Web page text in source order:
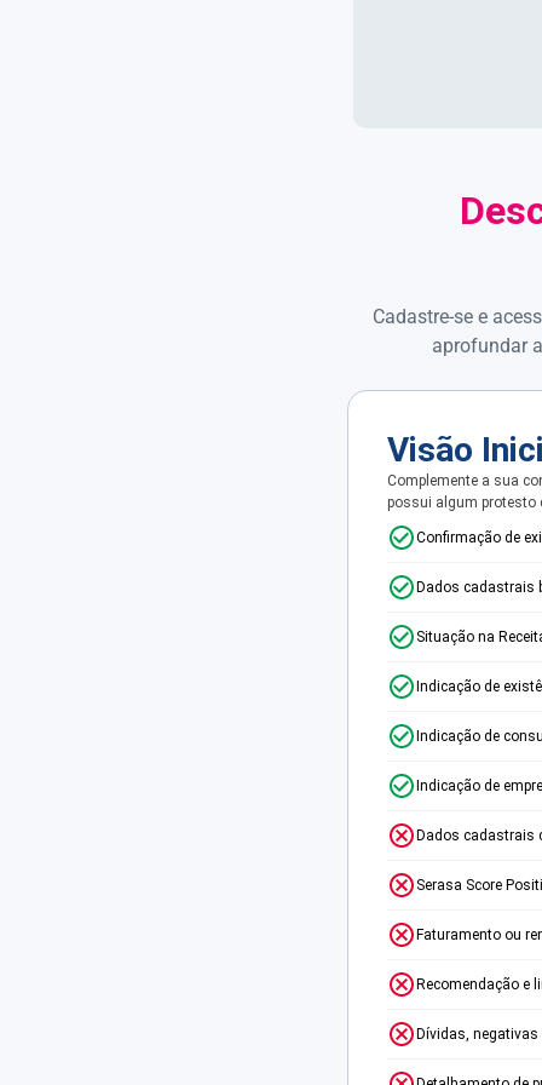
Cadastre-se e
aprofundar
Visão
Complemente a sua
possui algum protesto
Confirmação de
Dados cadastrais
Situação na
Indicação de
Indicação de
Indicação de
Dados cadastrais
Serasa Score
Faturamento ou
Recomendação e
Dívidas, negativas